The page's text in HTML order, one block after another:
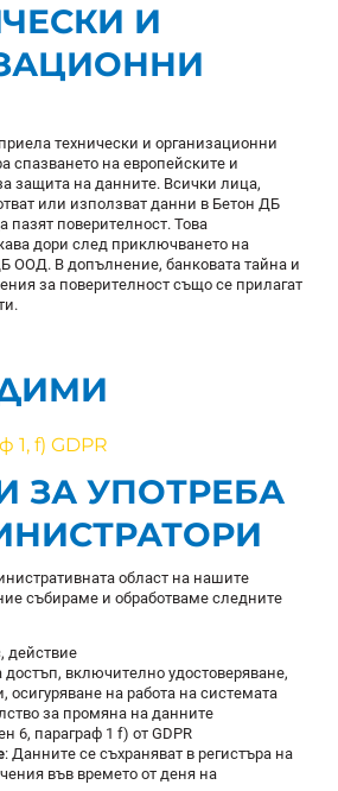
И
технически и организационни
спазването на европейските и
защита на данните. Всички лица,
или използват данни в Бетон ДБ
поверителност. Това
дори след приключването на
ООД. В допълнение, банковата тайна и
за поверителност също се прилагат
1, f) GDPR
ЗА УПОТРЕБА
област на нашите
събираме и обработваме следните
действие
достъп, включително удостоверяване,
осигуряване на работа на системата
за промяна на данните
6, параграф 1 f) от GDPR
: Данните се съхраняват в регистъра на
във времето от деня на